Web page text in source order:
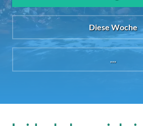
Diese Woche